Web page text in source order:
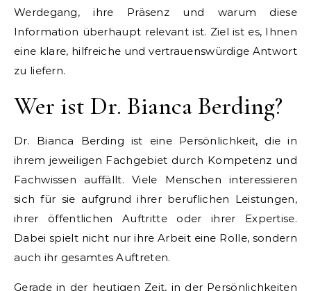
Werdegang, ihre Präsenz und warum diese
Information überhaupt relevant ist. Ziel ist es, Ihnen
eine klare, hilfreiche und vertrauenswürdige Antwort
zu liefern.
Wer ist Dr. Bianca Berding?
Dr. Bianca Berding ist eine Persönlichkeit, die in
ihrem jeweiligen Fachgebiet durch Kompetenz und
Fachwissen auffällt. Viele Menschen interessieren
sich für sie aufgrund ihrer beruflichen Leistungen,
ihrer öffentlichen Auftritte oder ihrer Expertise.
Dabei spielt nicht nur ihre Arbeit eine Rolle, sondern
auch ihr gesamtes Auftreten.
Gerade in der heutigen Zeit, in der Persönlichkeiten